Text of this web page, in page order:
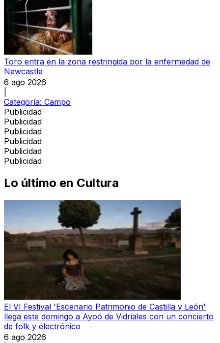
Toro entra en la zona restringida por la enfermedad de
Newcastle
6 ago 2026
Categoría: Campo
Publicidad
Publicidad
Publicidad
Publicidad
Publicidad
Publicidad
Lo último en Cultura
El VI Festival 'Escenario Patrimonio de Castilla y León'
llega este domingo a Ayoó de Vidriales con un concierto
de folk y electrónico
6 ago 2026